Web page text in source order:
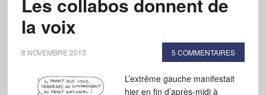
la voix
8 NOVEMBRE 2013 5 COMMENTAIRES
L’extrême gauche manifestait
hier en fin d’après-midi à